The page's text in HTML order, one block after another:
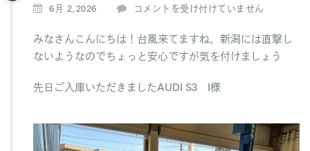
6月 2,2026
後
な
の
で
コメントを受け付けていません
みなさんこんにちは！台風来てますね。新潟には直撃し
ないようなのでちょっと安心ですが気を付けましょう
先日ご入庫いただきましたAUDI S3 I様